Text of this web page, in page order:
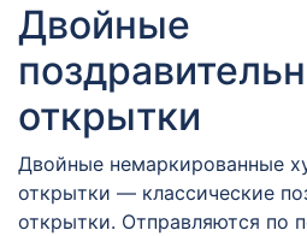
Двойные
открытки
Двойные немаркированные
открытки — классические
открытки. Отправляются по